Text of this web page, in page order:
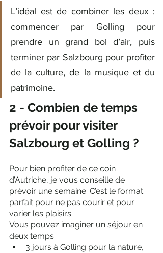
L’idéal est de combiner les deux :
commencer par Golling pour
prendre un grand bol d’air, puis
terminer par Salzbourg pour profiter
de la culture, de la musique et du
patrimoine.
2 - Combien de temps
prévoir pour visiter
Salzbourg et Golling ?
Pour bien profiter de ce coin
d’Autriche, je vous conseille de
prévoir une semaine. C’est le format
parfait pour ne pas courir et pour
varier les plaisirs.
Vous pouvez imaginer un séjour en
deux temps :
3 jours à Golling pour la nature,